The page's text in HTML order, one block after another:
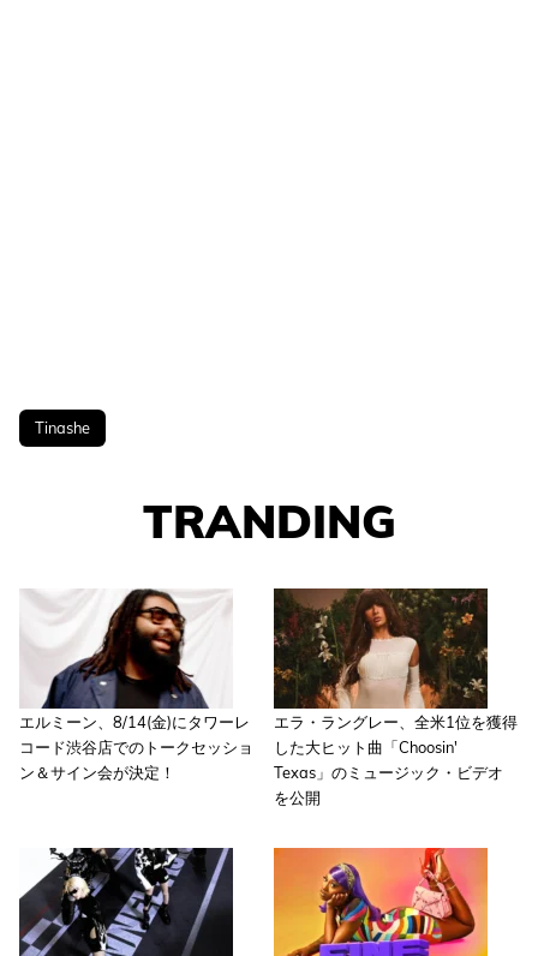
Tinashe
TRANDING
エルミーン、8/14(金)にタワーレ
コード渋谷店でのトークセッショ
ン＆サイン会が決定！
エラ・ラングレー、全米1位を獲得
した大ヒット曲「Choosin'
Texas」のミュージック・ビデオ
を公開